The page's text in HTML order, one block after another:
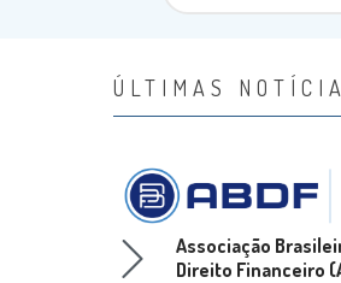
ÚLTIMAS
Associação
Direito Financeiro